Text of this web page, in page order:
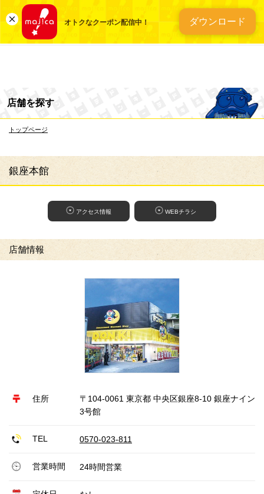
オトクなクーポン配信中！ ダウンロード
総合ディスカウント
店舗を探す
トップページ
銀座本館
アクセス情報 WEBチラシ
店舗情報
住所
〒104-0061 東京都 中央区銀座8-10 銀座ナイン
3号館
TEL 0570-023-811
営業時間 24時間営業